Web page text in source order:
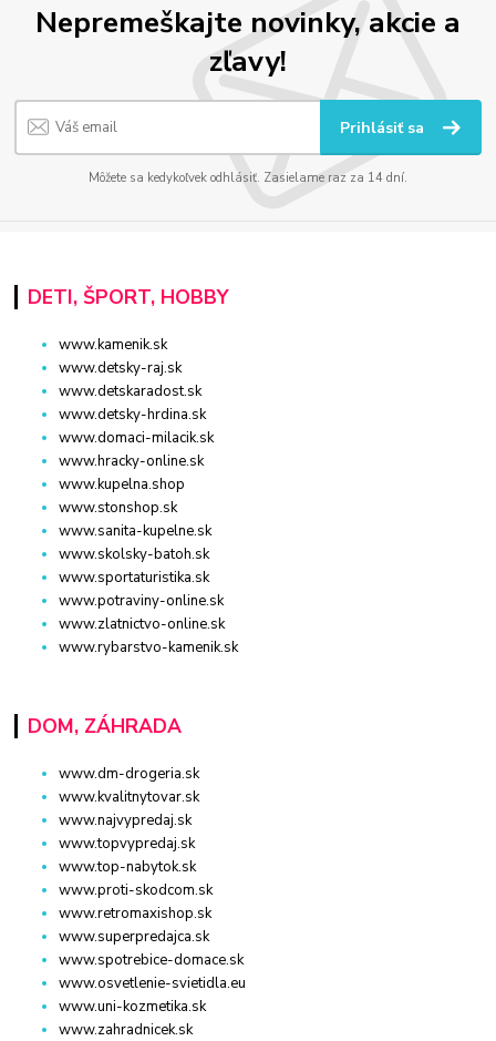
Nepremeškajte novinky, akcie a
zľavy!
Prihlásiť sa
Môžete sa kedykoľvek odhlásiť. Zasielame raz za 14 dní.
DETI, ŠPORT, HOBBY
www.kamenik.sk
www.detsky-raj.sk
www.detskaradost.sk
www.detsky-hrdina.sk
www.domaci-milacik.sk
www.hracky-online.sk
www.kupelna.shop
www.stonshop.sk
www.sanita-kupelne.sk
www.skolsky-batoh.sk
www.sportaturistika.sk
www.potraviny-online.sk
www.zlatnictvo-online.sk
www.rybarstvo-kamenik.sk
DOM, ZÁHRADA
www.dm-drogeria.sk
www.kvalitnytovar.sk
www.najvypredaj.sk
www.topvypredaj.sk
www.top-nabytok.sk
www.proti-skodcom.sk
www.retromaxishop.sk
www.superpredajca.sk
www.spotrebice-domace.sk
www.osvetlenie-svietidla.eu
www.uni-kozmetika.sk
www.zahradnicek.sk